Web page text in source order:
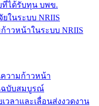
ได้รับทุน บพข.
ในระบบ NRIIS
าวหน้าในระบบ NRIIS
วามก้าวหน้า
ฉบับสมบูรณ์
วลาและเลื่อนส่งงวดงาน